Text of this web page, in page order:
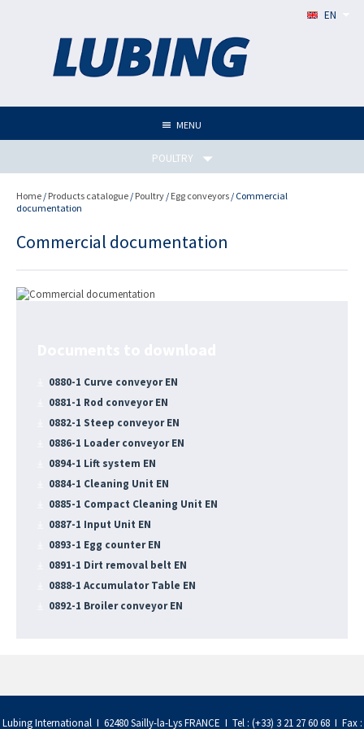
EN
MENU
POULTRY
Home / Products catalogue / Poultry / Egg conveyors / Commercial
documentation
Commercial documentation
0880-1 Curve conveyor EN
0881-1 Rod conveyor EN
0882-1 Steep conveyor EN
0886-1 Loader conveyor EN
0894-1 Lift system EN
0884-1 Cleaning Unit EN
0885-1 Compact Cleaning Unit EN
0887-1 Input Unit EN
0893-1 Egg counter EN
0891-1 Dirt removal belt EN
0888-1 Accumulator Table EN
0892-1 Broiler conveyor EN
Lubing International I 62480 Sailly-la-Lys FRANCE I Tel : (+33) 3 21 27 60 68 I Fax :